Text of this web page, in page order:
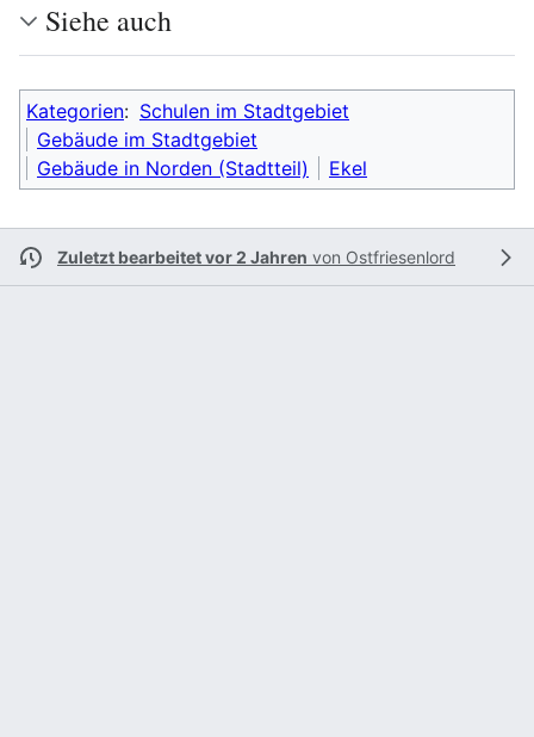
Siehe auch
Kategorien: Schulen im Stadtgebiet
Gebäude im Stadtgebiet
Gebäude in Norden (Stadtteil)
Ekel
Zuletzt bearbeitet vor 2 Jahren von Ostfriesenlord